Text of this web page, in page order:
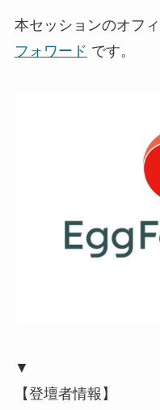
本セッションのオフ
フォワード です。
▼
【登壇者情報】